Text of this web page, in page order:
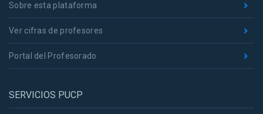
Sobre esta plataforma
Ver cifras de profesores
Portal del Profesorado
SERVICIOS PUCP